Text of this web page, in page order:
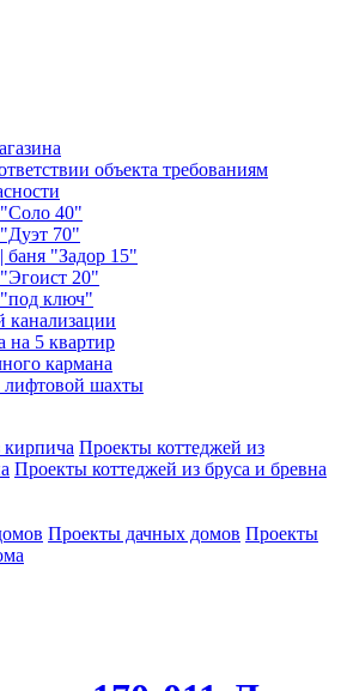
объекта требованиям
40"
70"
"Задор 15"
20"
ключ"
канализации
на 5 квартир
кармана
шахты
кирпича Проекты коттеджей из
Проекты коттеджей из бруса и бревна
Проекты дачных домов Проекты